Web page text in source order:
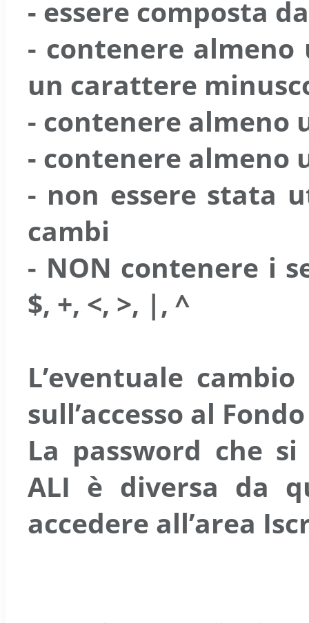
- essere composta
- contenere
un carattere
- contenere almeno
- contenere almeno
- non essere stata
cambi
- NON contenere i
$, +, <, >, |, ^
L’eventuale
sull’accesso al
La password che
ALI è diversa da
accedere all’area